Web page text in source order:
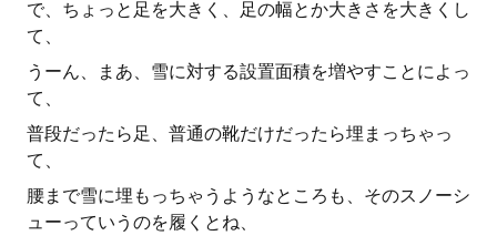
で、ちょっと足を大きく、足の幅とか大きさを大きくし
て、
うーん、まあ、雪に対する設置面積を増やすことによっ
て、
普段だったら足、普通の靴だけだったら埋まっちゃっ
て、
腰まで雪に埋もっちゃうようなところも、そのスノーシ
ューっていうのを履くとね、